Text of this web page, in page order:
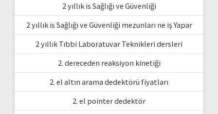
2 yıllık is Sağlığı ve Güvenliği
2 yıllık is Sağlığı ve Güvenliği mezunları ne iş Yapar
2 yıllık Tıbbi Laboratuvar Teknikleri dersleri
2. dereceden reaksiyon kinetiği
2. el altın arama dedektörü fiyatları
2. el pointer dedektör